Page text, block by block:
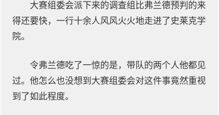
大赛组委会派下来的调查组比弗兰德预判的来
得还要快，一行十余人风风火火地走进了史莱克学
院。
令弗兰德吃了一惊的是，带队的两个人他都见
过。他怎么也没想到大赛组委会对这件事竟然重视
到了如此程度。